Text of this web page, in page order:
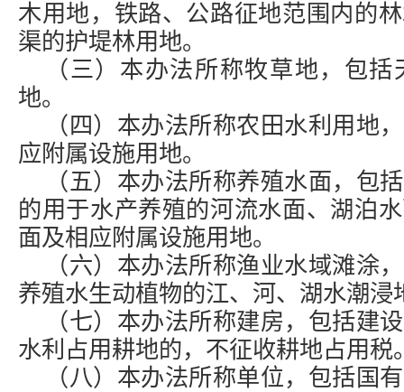
木用地，铁路、公路征地范围内的
渠的护堤林用地。
（三）本办法所称牧草地，包
地。
（四）本办法所称农田水利用地
应附属设施用地。
（五）本办法所称养殖水面，包
的用于水产养殖的河流水面、湖泊
面及相应附属设施用地。
（六）本办法所称渔业水域滩涂
养殖水生动植物的江、河、湖水潮浸
（七）本办法所称建房，包括建
水利占用耕地的，不征收耕地占用税
（八）本办法所称单位，包括国